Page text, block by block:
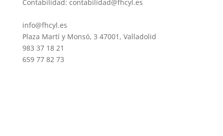
Contabilidad: contabilidad@fhcyl.es
info@fhcyl.es
Plaza Martí y Monsó, 3 47001, Valladolid
983 37 18 21
659 77 82 73